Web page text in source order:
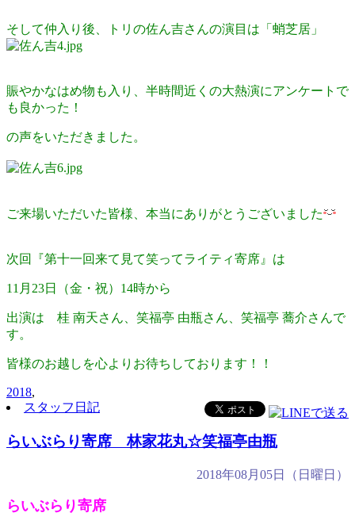
そして仲入り後、トリの佐ん吉さんの演目は「蛸芝居」
賑やかなはめ物も入り、半時間近くの大熱演にアンケートで
も良かった！
の声をいただきました。
ご来場いただいた皆様、本当にありがとうございました
次回『第十一回来て見て笑ってライティ寄席』は
11月23日（金・祝）14時から
出演は 桂 南天さん、笑福亭 由瓶さん、笑福亭 蕎介さんで
す。
皆様のお越しを心よりお待ちしております！！
2018,
スタッフ日記
らいぶらり寄席 林家花丸☆笑福亭由瓶
2018年08月05日（日曜日）
らいぶらり寄席